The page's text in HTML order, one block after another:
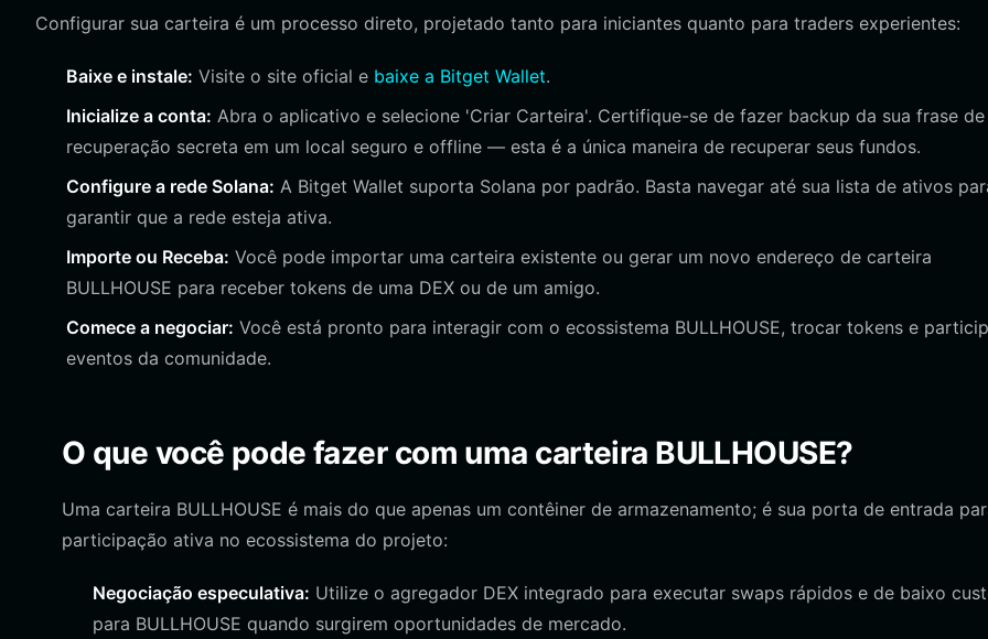
Configurar sua carteira é um processo direto, projetado tanto para iniciantes quanto para traders experientes:
Baixe e instale: Visite o site oficial e baixe a Bitget Wallet.
Inicialize a conta: Abra o aplicativo e selecione 'Criar Carteira'. Certifique-se de fazer backup da sua frase de
recuperação secreta em um local seguro e offline — esta é a única maneira de recuperar seus fundos.
Configure a rede Solana: A Bitget Wallet suporta Solana por padrão. Basta navegar até sua lista de ativos
garantir que a rede esteja ativa.
Importe ou Receba: Você pode importar uma carteira existente ou gerar um novo endereço de carteira
BULLHOUSE para receber tokens de uma DEX ou de um amigo.
Comece a negociar: Você está pronto para interagir com o ecossistema BULLHOUSE, trocar tokens e
eventos da comunidade.
O que você pode fazer com uma carteira BULLHOUSE?
Uma carteira BULLHOUSE é mais do que apenas um contêiner de armazenamento; é sua porta de entrada
participação ativa no ecossistema do projeto:
Negociação especulativa: Utilize o agregador DEX integrado para executar swaps rápidos e de baixo
para BULLHOUSE quando surgirem oportunidades de mercado.